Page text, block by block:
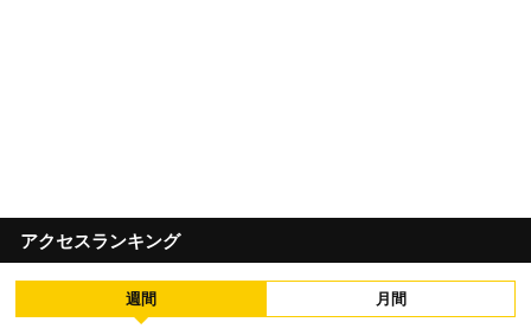
アクセスランキング
週間 月間